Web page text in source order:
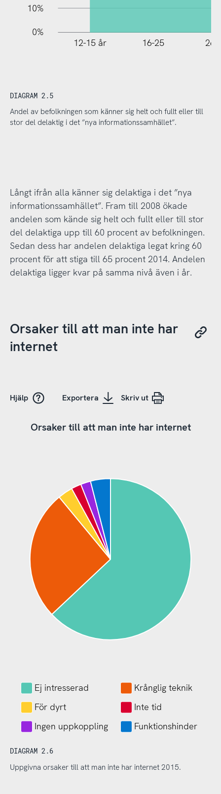
10%
0%
12-15 år 16-25 26-
DIAGRAM 2.5
Andel av befolkningen som känner sig helt och fullt eller till
stor del delaktig i det ”nya informationssamhället”.
Långt ifrån alla känner sig delaktiga i det ”nya
informationssamhället”. Fram till 2008 ökade
andelen som kände sig helt och fullt eller till stor
del delaktiga upp till 60 procent av befolkningen.
Sedan dess har andelen delaktiga legat kring 60
procent för att stiga till 65 procent 2014. Andelen
delaktiga ligger kvar på samma nivå även i år.
Orsaker till att man inte har
internet
Hjälp Exportera Skriv ut
Orsaker till att man inte har internet
Ej intresserad
Krånglig teknik
För dyrt
Inte tid
Ingen uppkoppling
Funktionshinder
DIAGRAM 2.6
Uppgivna orsaker till att man inte har internet 2015.